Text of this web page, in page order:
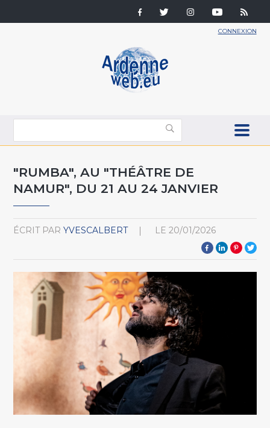
CONNEXION
"RUMBA", AU "THÉÂTRE DE
NAMUR", DU 21 AU 24 JANVIER
ÉCRIT PAR YVESCALBERT LE 20/01/2026